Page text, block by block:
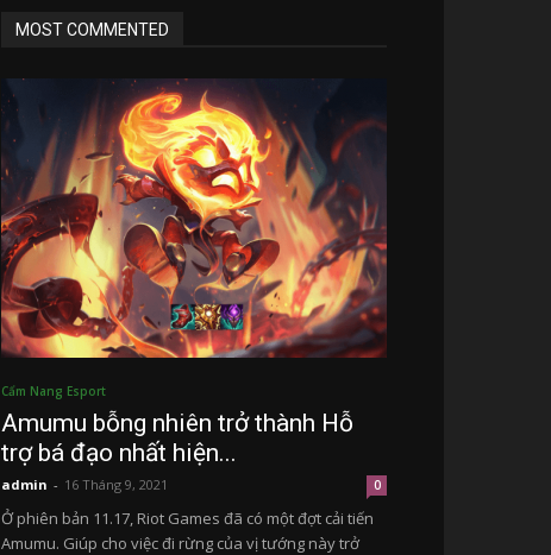
MOST COMMENTED
Cẩm Nang Esport
Amumu bỗng nhiên trở thành Hỗ
trợ bá đạo nhất hiện...
admin - 16 Tháng 9, 2021 0
Ở phiên bản 11.17, Riot Games đã có một đợt cải tiến
Amumu. Giúp cho việc đi rừng của vị tướng này trở